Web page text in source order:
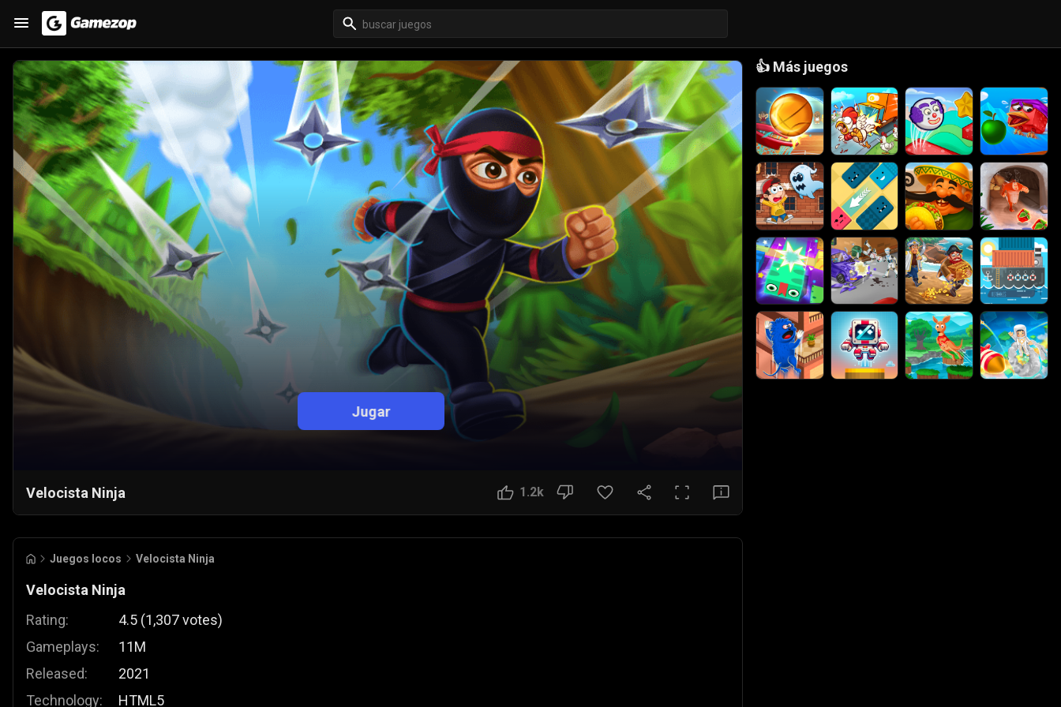
Jugar
Velocista Ninja 1.2k
Juegos locos Velocista Ninja
Velocista Ninja
Rating:
Gameplays:
Released:
Technology:
4.5 (1,307votes)
11M
2021
HTML5
👍 Más juegos